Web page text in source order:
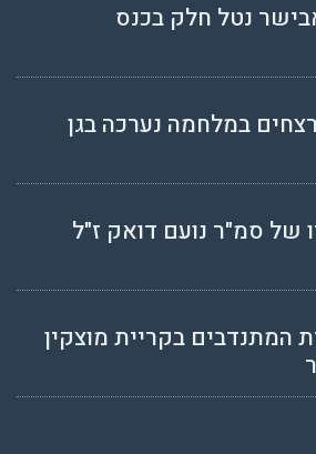
נטל חלק בכנס
במלחמה נערכה בגן
של סמ"ר נועם דואק ז"ל
המתנדבים בקריית מוצקין